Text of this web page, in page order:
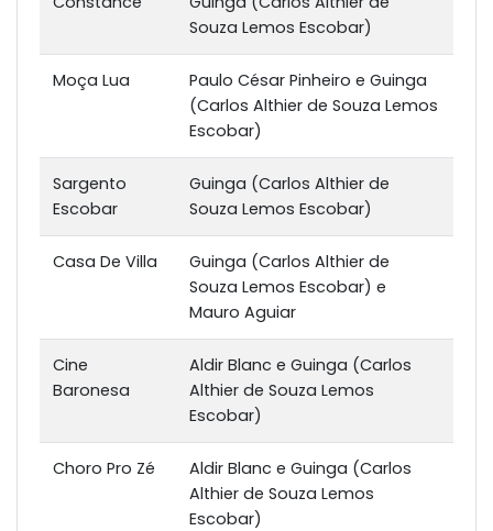
Souza Lemos Escobar)
Moça Lua
Paulo César Pinheiro e Guinga
(Carlos Althier de Souza Lemos
Escobar)
Sargento
Escobar
Guinga (Carlos Althier de
Souza Lemos Escobar)
Casa De Villa
Guinga (Carlos Althier de
Souza Lemos Escobar) e
Mauro Aguiar
Cine
Baronesa
Aldir Blanc e Guinga (Carlos
Althier de Souza Lemos
Escobar)
Choro Pro Zé
Aldir Blanc e Guinga (Carlos
Althier de Souza Lemos
Escobar)